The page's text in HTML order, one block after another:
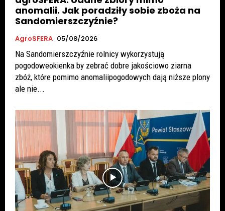
anomalii. Jak poradziły sobie zboża na
Sandomierszczyźnie?
AgroSFERA 05/08/2026
Na Sandomierszczyźnie rolnicy wykorzystują
pogodoweokienka by zebrać dobre jakościowo ziarna
zbóż, które pomimo anomaliipogodowych dają niższe plony
ale nie...